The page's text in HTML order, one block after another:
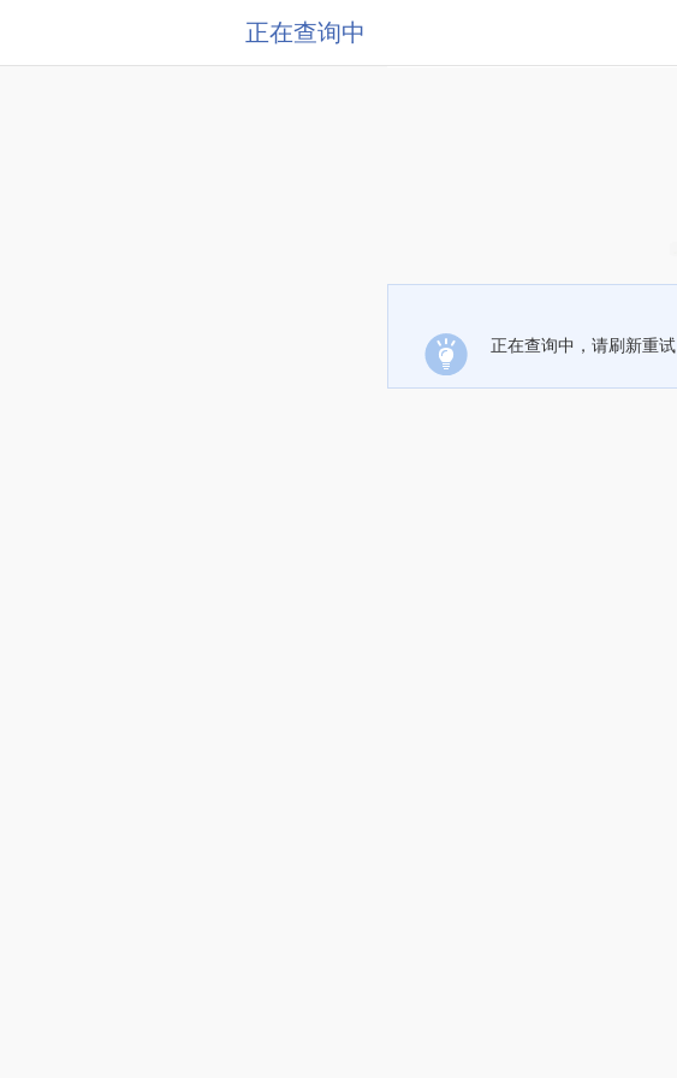
正在查询中
正在查询中，请刷新重试